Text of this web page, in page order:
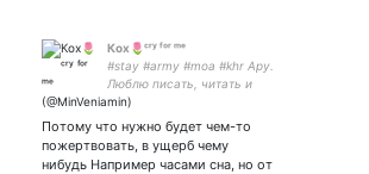
Кох🌷ᶜʳʸ ᶠᵒʳ ᵐᵉ
#stay #аrmy #moa #khr Ару.
Люблю писать, читать и
горячие объятия Немного-
много заебалась🦔 Всё
хуево но живём.
Потому что нужно будет чем-то
пожертвовать, в ущерб чему
нибудь Например часами сна, но от